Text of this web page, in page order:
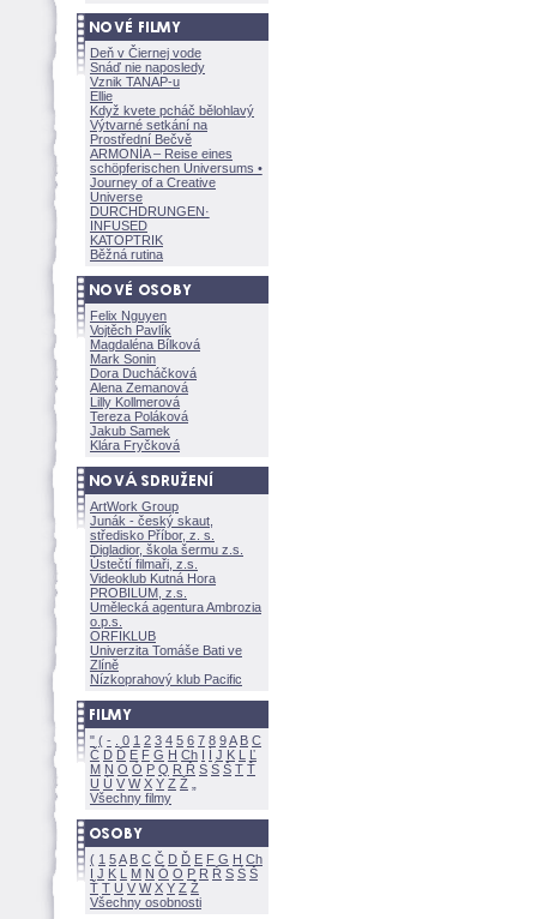
Deň v Čiernej vode
Snáď nie naposledy
Vznik TANAP-u
Ellie
Když kvete pcháč bělohlavý
Výtvarné setkání na
Prostřední Bečvě
ARMONÍA – Reise eines
schöpferischen Universums •
Journey of a Creative
Universe
DURCHDRUNGEN·
INFUSED
KATOPTRIK
Běžná rutina
Felix Nguyen
Vojtěch Pavlík
Magdaléna Bílkov
Mark Sonin
Dora Ducháčkov
Alena Zemanov
Lilly Kollmerov
Tereza Polákov
Jakub Samek
Klára Fryčkov
ArtWork Group
Junák - český skaut,
středisko Příbor, z. s.
Digladior, škola šermu z.s.
Ústečtí filmaři, z.s.
Videoklub Kutná Hora
PROBILUM, z.s.
Umělecká agentura Ambrozia
o.p.s.
ORFIKLUB
Univerzita Tomáše Bati ve
Zlíně
Nízkoprahový klub Pacific
" ( - 0 1 2 3 4 5 6 7 8 9A B C
Č D Ď E F G H Ch I Í J K L
Ľ
M N O Ó P Q R Ř S Ś T Ť
U Ú V W X Y Z
Všechny filmy
( 1 5A B C Č D Ď E F G H Ch
I J K L M N Ó O P R Ř S Ś
Ť T U V W X Y Z
Všechny osobnosti